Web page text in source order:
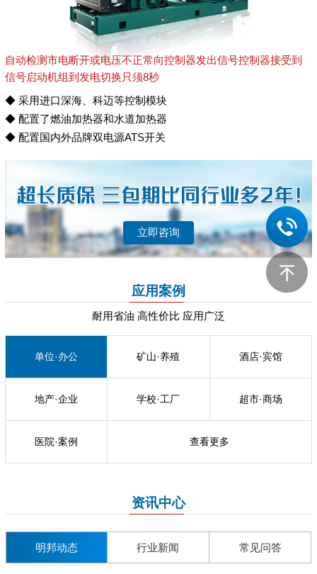
自动检测市电断开或电压不正常向控制器发出信号控制器接受到
信号启动机组到发电切换只须8秒
◆ 采用进口深海、科迈等控制模块
◆ 配置了燃油加热器和水道加热器
◆ 配置国内外品牌双电源ATS开关
立即咨询
应用案例
耐用省油 高性价比 应用广泛
单位·办公 矿山·养殖 酒店·宾馆
地产·企业 学校·工厂 超市·商场
医院·案例 查看更多
资讯中心
明邦动态 行业新闻 常见问答